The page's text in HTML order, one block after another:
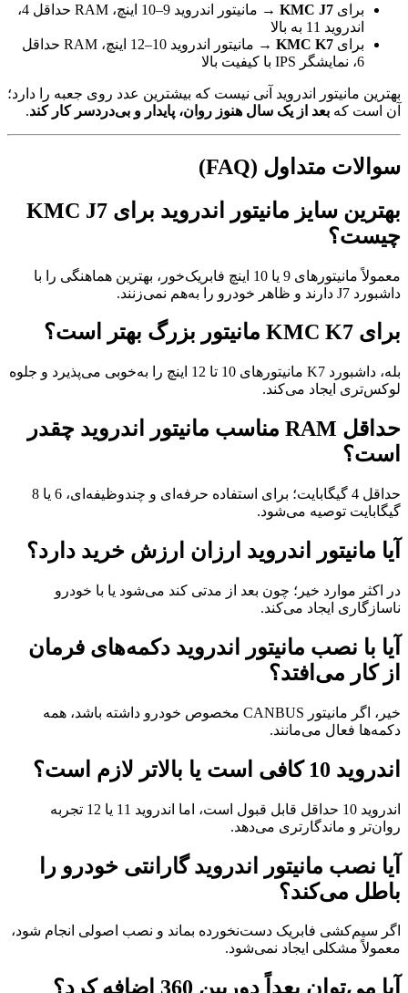
برای KMC J7
→ مانیتور اندروید 9–10 اینچ، RAM حداقل 4،
اندروید 11 به بالا
برای KMC K7
→ مانیتور اندروید 10–12 اینچ، RAM حداقل
6، نمایشگر IPS با کیفیت بالا
بهترین مانیتور اندروید آنی نیست که بیشترین عدد روی جعبه را دارد؛
آن است که بعد از یک سال هنوز روان، پایدار و بی‌دردسر کار کند.
سوالات متداول (FAQ)
بهترین سایز مانیتور اندروید برای KMC J7
چیست؟
معمولاً مانیتورهای 9 یا 10 اینچ فابریک‌خور، بهترین هماهنگی را با
داشبورد J7 دارند و ظاهر خودرو را به‌هم نمی‌زنند.
برای KMC K7 مانیتور بزرگ بهتر است؟
بله، داشبورد K7 مانیتورهای 10 تا 12 اینچ را به‌خوبی می‌پذیرد و جلوه
لوکس‌تری ایجاد می‌کند.
حداقل RAM مناسب مانیتور اندروید چقدر
است؟
حداقل 4 گیگابایت؛ برای استفاده حرفه‌ای و چندوظیفه‌ای، 6 یا 8
گیگابایت توصیه می‌شود.
آیا مانیتور اندروید ارزان ارزش خرید دارد؟
در اکثر موارد خیر؛ چون بعد از مدتی کند می‌شود یا با خودرو
ناسازگاری ایجاد می‌کند.
آیا با نصب مانیتور اندروید دکمه‌های فرمان
از کار می‌افتد؟
خیر، اگر مانیتور CANBUS مخصوص خودرو داشته باشد، همه
دکمه‌ها فعال می‌مانند.
اندروید 10 کافی است یا بالاتر لازم است؟
اندروید 10 حداقل قابل قبول است، اما اندروید 11 یا 12 تجربه
روان‌تر و ماندگارتری می‌دهد.
آیا نصب مانیتور اندروید گارانتی خودرو را
باطل می‌کند؟
اگر سیم‌کشی فابریک دست‌نخورده بماند و نصب اصولی انجام شود،
معمولاً مشکلی ایجاد نمی‌شود.
آیا می‌توان بعداً دوربین 360 اضافه کرد؟